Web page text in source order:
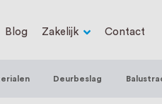
familiebedrijf met
waar we RVS op
Blog Zakelijk Contact
Deurbeslag